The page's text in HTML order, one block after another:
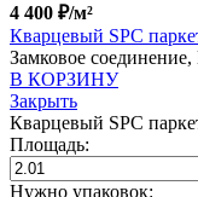
4 400 ₽/м²
Кварцевый SPC
Замковое
В КОРЗИНУ
Закрыть
Кварцевый SPC
Площадь:
Нужно упаковок: